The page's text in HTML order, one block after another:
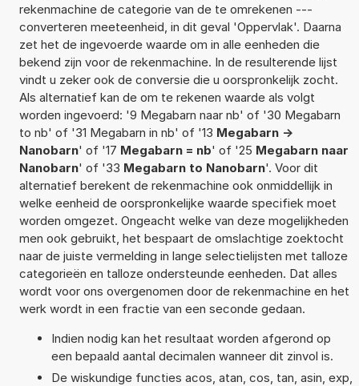
rekenmachine de categorie van de te omrekenen ---
converteren meeteenheid, in dit geval 'Oppervlak'. Daarna
zet het de ingevoerde waarde om in alle eenheden die
bekend zijn voor de rekenmachine. In de resulterende lijst
vindt u zeker ook de conversie die u oorspronkelijk zocht.
Als alternatief kan de om te rekenen waarde als volgt
worden ingevoerd: '9 Megabarn naar nb' of '30 Megabarn
to nb' of '31 Megabarn in nb' of '13 Megabarn ->
Nanobarn' of '17 Megabarn = nb' of '25 Megabarn naar
Nanobarn' of '33 Megabarn to Nanobarn'. Voor dit
alternatief berekent de rekenmachine ook onmiddellijk in
welke eenheid de oorspronkelijke waarde specifiek moet
worden omgezet. Ongeacht welke van deze mogelijkheden
men ook gebruikt, het bespaart de omslachtige zoektocht
naar de juiste vermelding in lange selectielijsten met talloze
categorieën en talloze ondersteunde eenheden. Dat alles
wordt voor ons overgenomen door de rekenmachine en het
werk wordt in een fractie van een seconde gedaan.
Indien nodig kan het resultaat worden afgerond op
een bepaald aantal decimalen wanneer dit zinvol is.
De wiskundige functies acos, atan, cos, tan, asin, exp,